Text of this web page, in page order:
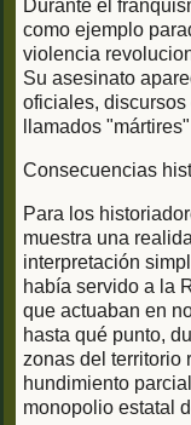
Durante el
como ejemplo
violencia
Su asesinato
oficiales,
llamados
Consecuencias
Para los
muestra una
interpretación
había servido a la
que actuaban en
hasta qué punto,
zonas del territorio
hundimiento
monopolio estatal